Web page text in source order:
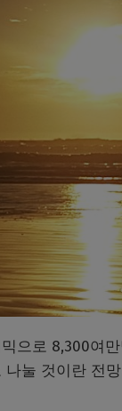
으로 8,300여
눌 것이란 전